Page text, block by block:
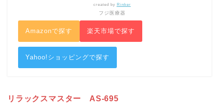
created by Rinker
フジ医療器
Amazonで探す 楽天市場で探す
Yahoo!ショッピングで探す
リラックスマスター AS-695